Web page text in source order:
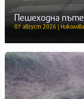
Пешеходна
07 август 2026 | Николова